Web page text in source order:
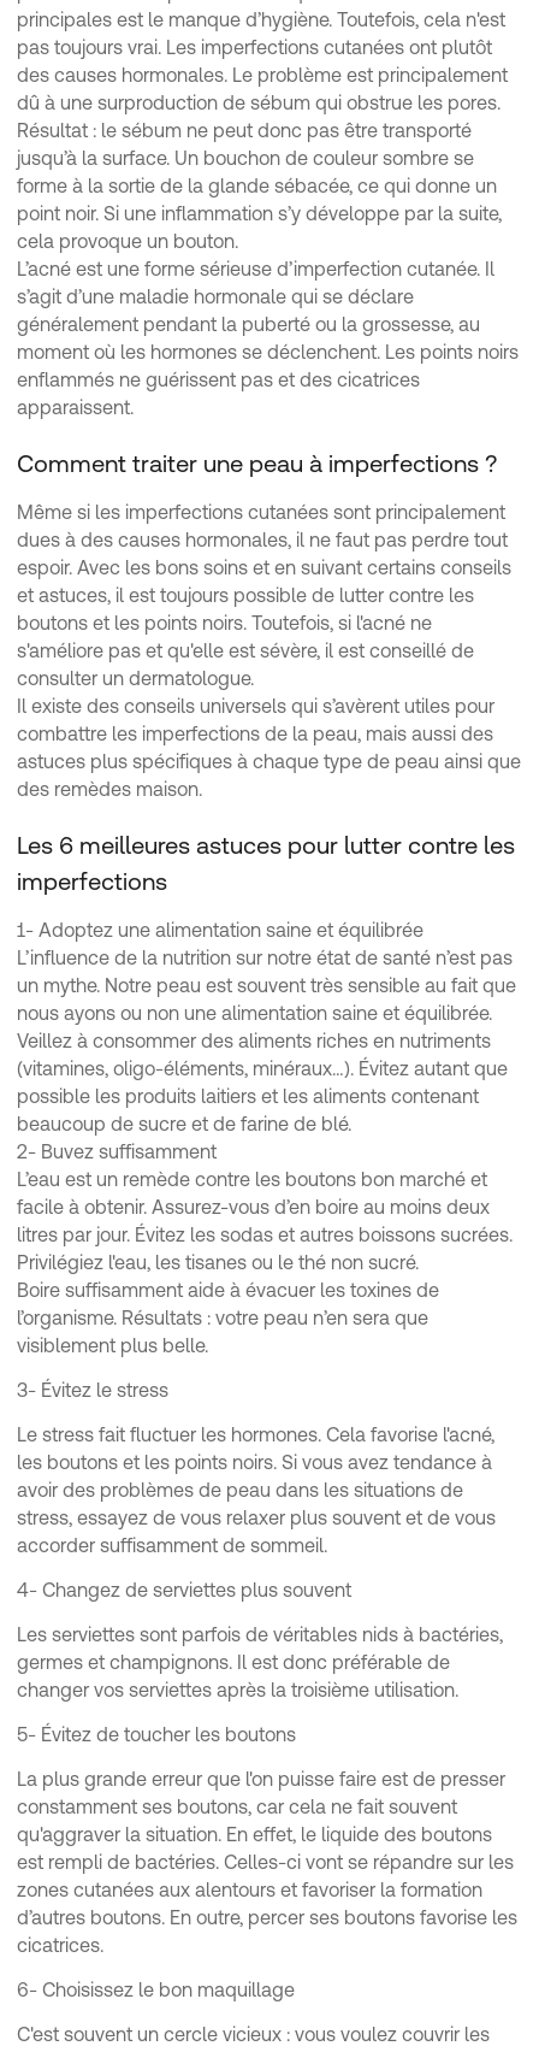
principales est le manque d’hygiène. Toutefois, cela n'est
pas toujours vrai. Les imperfections cutanées ont plutôt
des causes hormonales. Le problème est principalement
dû à une surproduction de sébum qui obstrue les pores.
Résultat : le sébum ne peut donc pas être transporté
jusqu’à la surface. Un bouchon de couleur sombre se
forme à la sortie de la glande sébacée, ce qui donne un
point noir. Si une inflammation s’y développe par la suite,
cela provoque un bouton.
L’acné est une forme sérieuse d’imperfection cutanée. Il
s’agit d’une maladie hormonale qui se déclare
généralement pendant la puberté ou la grossesse, au
moment où les hormones se déclenchent. Les points noirs
enflammés ne guérissent pas et des cicatrices
apparaissent.
Comment traiter une peau à imperfections ?
Même si les imperfections cutanées sont principalement
dues à des causes hormonales, il ne faut pas perdre tout
espoir. Avec les bons soins et en suivant certains conseils
et astuces, il est toujours possible de lutter contre les
boutons et les points noirs. Toutefois, si l'acné ne
s'améliore pas et qu'elle est sévère, il est conseillé de
consulter un dermatologue.
Il existe des conseils universels qui s’avèrent utiles pour
combattre les imperfections de la peau, mais aussi des
astuces plus spécifiques à chaque type de peau ainsi que
des remèdes maison.
Les 6 meilleures astuces pour lutter contre les
imperfections
1- Adoptez une alimentation saine et équilibrée
L’influence de la nutrition sur notre état de santé n’est pas
un mythe. Notre peau est souvent très sensible au fait que
nous ayons ou non une alimentation saine et équilibrée.
Veillez à consommer des aliments riches en nutriments
(vitamines, oligo-éléments, minéraux…). Évitez autant que
possible les produits laitiers et les aliments contenant
beaucoup de sucre et de farine de blé.
2- Buvez suffisamment
L’eau est un remède contre les boutons bon marché et
facile à obtenir. Assurez-vous d’en boire au moins deux
litres par jour. Évitez les sodas et autres boissons sucrées.
Privilégiez l'eau, les tisanes ou le thé non sucré.
Boire suffisamment aide à évacuer les toxines de
l’organisme. Résultats : votre peau n’en sera que
visiblement plus belle.
3- Évitez le stress
Le stress fait fluctuer les hormones. Cela favorise l'acné,
les boutons et les points noirs. Si vous avez tendance à
avoir des problèmes de peau dans les situations de
stress, essayez de vous relaxer plus souvent et de vous
accorder suffisamment de sommeil.
4- Changez de serviettes plus souvent
Les serviettes sont parfois de véritables nids à bactéries,
germes et champignons. Il est donc préférable de
changer vos serviettes après la troisième utilisation.
5- Évitez de toucher les boutons
La plus grande erreur que l'on puisse faire est de presser
constamment ses boutons, car cela ne fait souvent
qu'aggraver la situation. En effet, le liquide des boutons
est rempli de bactéries. Celles-ci vont se répandre sur les
zones cutanées aux alentours et favoriser la formation
d’autres boutons. En outre, percer ses boutons favorise les
cicatrices.
6- Choisissez le bon maquillage
C'est souvent un cercle vicieux : vous voulez couvrir les